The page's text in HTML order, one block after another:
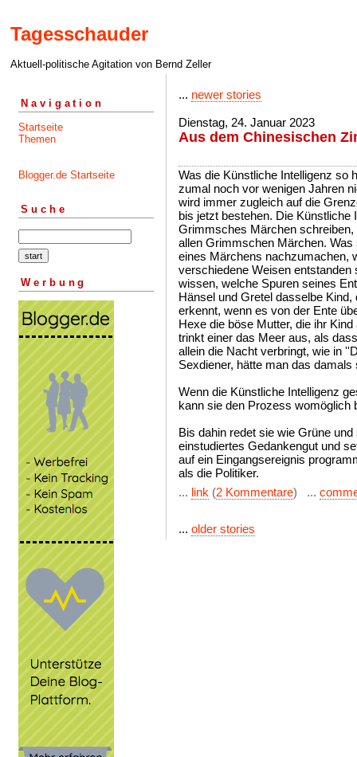
Tagesschauder
Aktuell-politische Agitation von Bernd Zeller
Navigation
Startseite
Themen
Blogger.de Startseite
Suche
Werbung
... newer stories
Dienstag, 24. Januar 2023
Aus dem Chinesischen
Was die Künstliche Intelligenz so
zumal noch vor wenigen Jahren
wird immer zugleich auf die
bis jetzt bestehen. Die Künstliche
Grimmsches Märchen
allen Grimmschen Märchen.
eines Märchens nachzumachen,
verschiedene Weisen
wissen, welche Spuren seines
Hänsel und Gretel dasselbe
erkennt, wenn es von der Ente
Hexe die böse Mutter, die ihr
trinkt einer das Meer aus, als
allein die Nacht verbringt, wie in
Sexdiener, hätte man das damals
Wenn die Künstliche Intelligenz
kann sie den Prozess womöglich
Bis dahin redet sie wie Grüne
einstudiertes Gedankengut und
auf ein Eingangsereignis
als die Politiker.
... link (2 Kommentare) ...
... older stories